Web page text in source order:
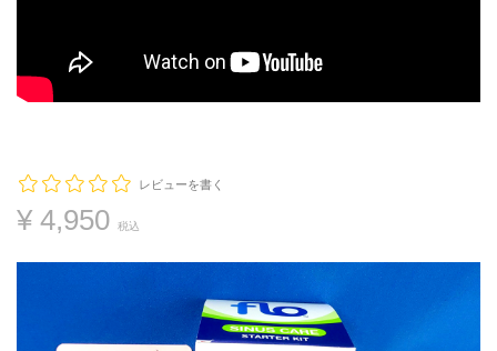
レビューを書く
¥ 4,950 税込